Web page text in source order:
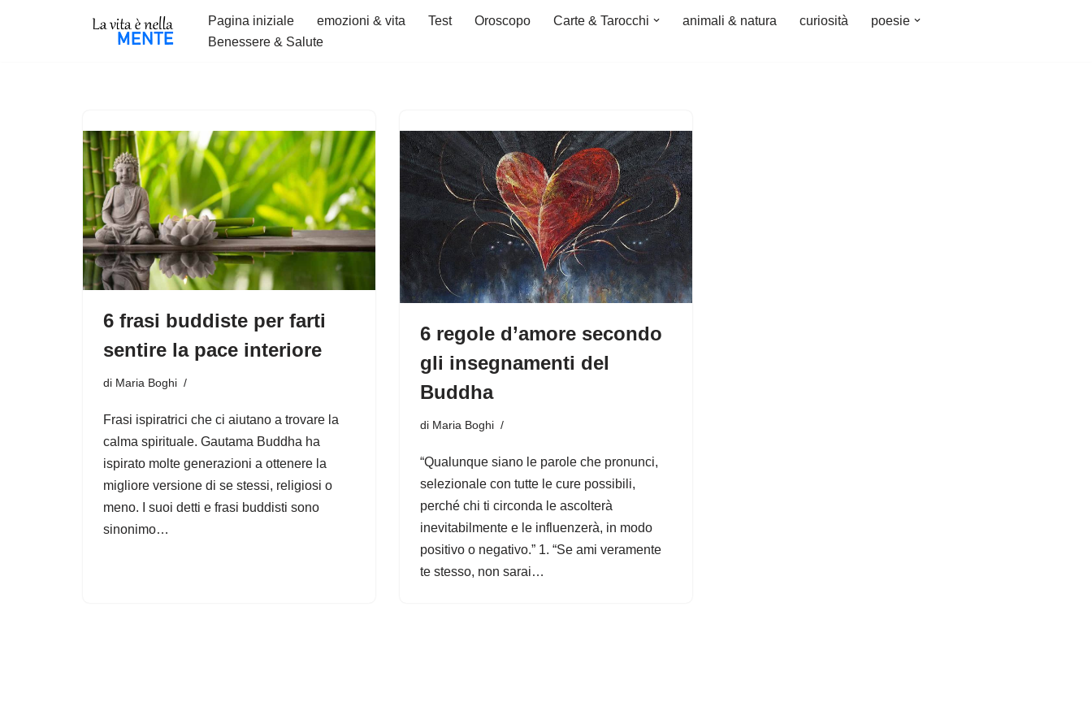
Pagina iniziale emozioni & vita Test Oroscopo Carte & Tarocchi animali & natura curiosità
poesie
Benessere & Salute
6 frasi buddiste per farti
sentire la pace interiore
di Maria Boghi
Frasi ispiratrici che ci aiutano a trovare la
calma spirituale. Gautama Buddha ha
ispirato molte generazioni a ottenere la
migliore versione di se stessi, religiosi o
meno. I suoi detti e frasi buddisti sono
sinonimo…
6 regole d’amore secondo
gli insegnamenti del
Buddha
di Maria Boghi
“Qualunque siano le parole che pronunci,
selezionale con tutte le cure possibili,
perché chi ti circonda le ascolterà
inevitabilmente e le influenzerà, in modo
positivo o negativo.” 1. “Se ami veramente
te stesso, non sarai…